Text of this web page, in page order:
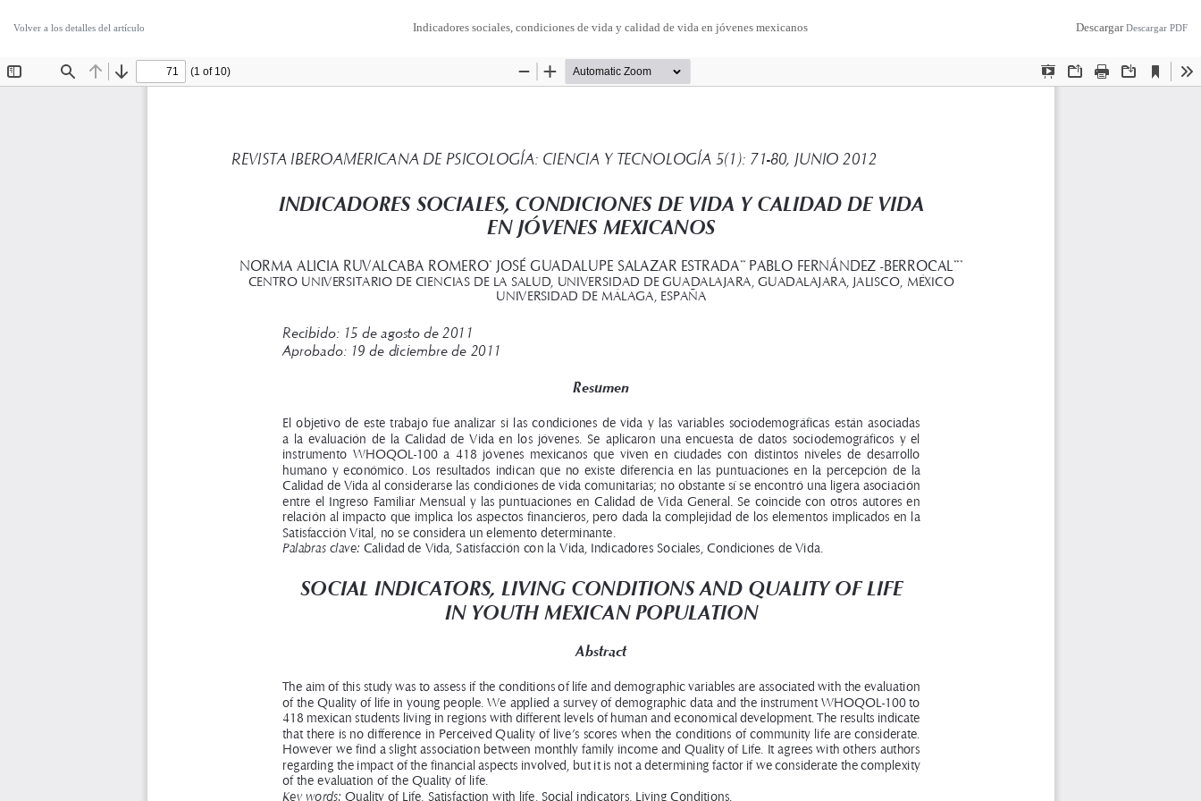
Volver a los detalles del artículo Indicadores sociales, condiciones de vida y calidad de vida en jóvenes mexicanos DescargarDescargar PDF